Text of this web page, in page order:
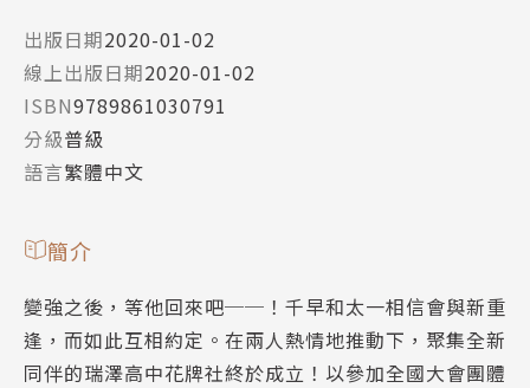
出版日期2020-01-02
線上出版日期2020-01-02
ISBN9789861030791
分級普級
語言繁體中文
簡介
變強之後，等他回來吧──！千早和太一相信會與新重
逢，而如此互相約定。在兩人熱情地推動下，聚集全新
同伴的瑞澤高中花牌社終於成立！以參加全國大會團體